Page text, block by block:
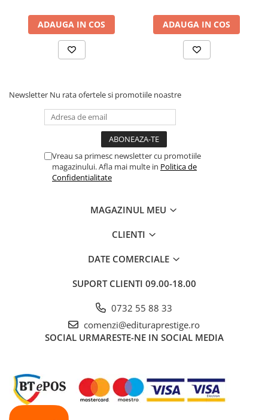
Senzatii/Suspans
Senzatii/Thriller
Birotica & Papetarie
Articole Birotica
Accesorii Arhivare
Caiete si Carnetele scolare
Coperti, Mape, Etichete
Ghiozdane si Penare scolare
Seturi scolare
Calculator
Consumabile & Accesorii
ADAUGA IN COS ADAUGA IN COS
Newsletter Nu rata ofertele si promotiile noastre
Vreau sa primesc newsletter cu promotiile
magazinului. Afla mai multe in Politica de
Confidentialitate
MAGAZINUL MEU
CLIENTI
DATE COMERCIALE
SUPORT CLIENTI 09.00-18.00
0732 55 88 33
comenzi@edituraprestige.ro
SOCIAL URMARESTE-NE IN SOCIAL MEDIA